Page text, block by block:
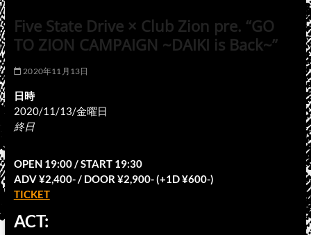
Five State Drive × Club Zion pre. “GO
TO ZION CAMPAIGN ~DAIKI is Back~”
2020年11月13日
日時
2020/11/13/金曜日
終日
OPEN 19:00 / START 19:30
ADV ¥2,400- / DOOR ¥2,900- (+1D ¥600-)
TICKET
ACT: